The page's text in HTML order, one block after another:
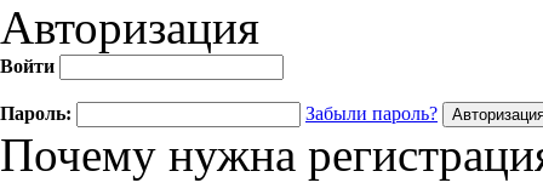
Авторизация
Войти
Пароль: Забыли пароль?
Почему нужна